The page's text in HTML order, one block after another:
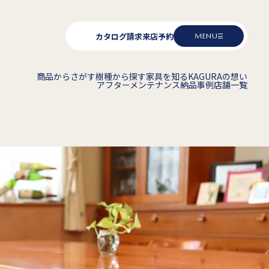
カタログ請求来店予約 MENU
商品からさがす樹種から探す家具を知るKAGURAの想い
アフターメンテナンス納品事例店舗一覧